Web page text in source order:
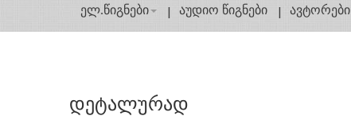
ელ.წიგნები აუდიო წიგნები ავტორები
დეტალურად